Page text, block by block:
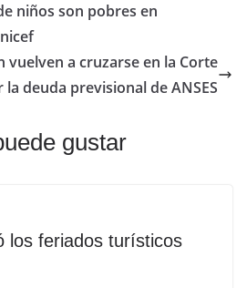
niños son pobres en
vuelven a cruzarse en la Corte
deuda previsional de ANSES
gustar
los feriados turísticos